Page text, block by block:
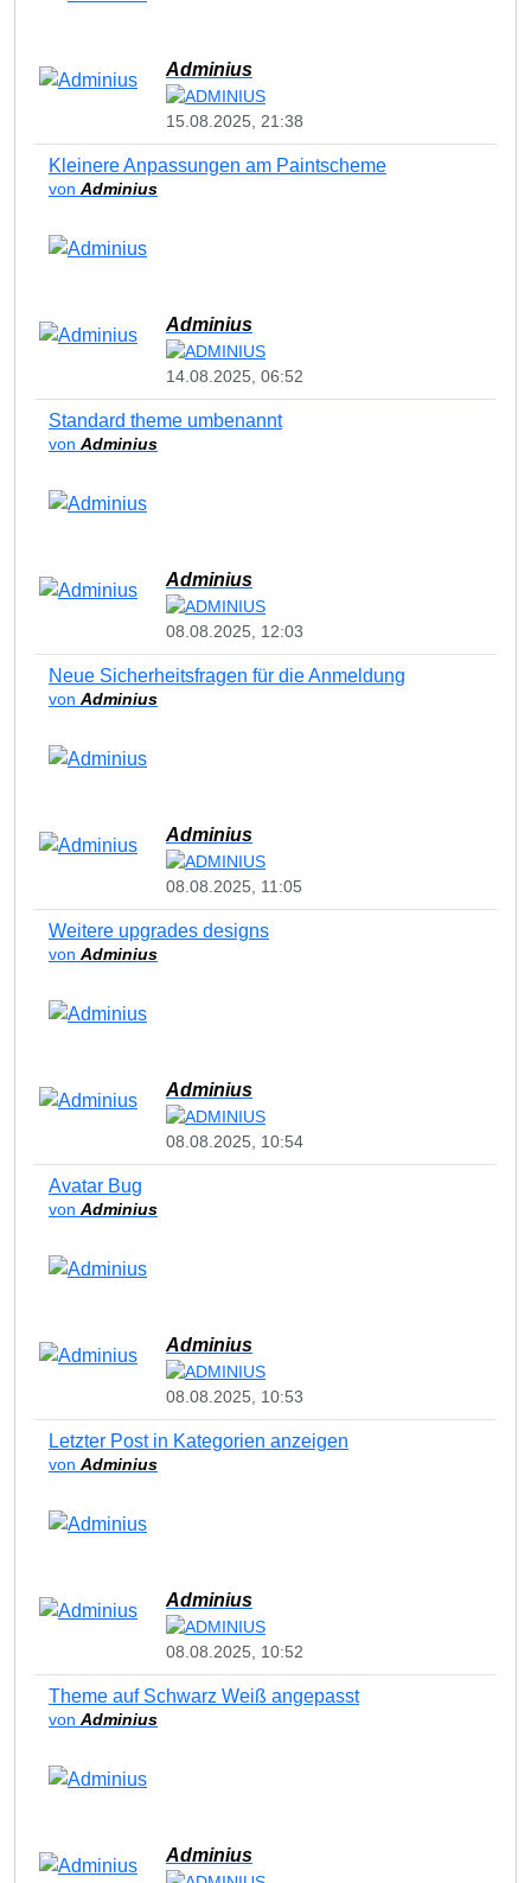
Adminius
15.08.2025, 21:38
Kleinere Anpassungen am Paintscheme
von Adminius
Adminius
14.08.2025, 06:52
Standard theme umbenannt
von Adminius
Adminius
08.08.2025, 12:03
Neue Sicherheitsfragen für die Anmeldung
von Adminius
Adminius
08.08.2025, 11:05
Weitere upgrades designs
von Adminius
Adminius
08.08.2025, 10:54
Avatar Bug
von Adminius
Adminius
08.08.2025, 10:53
Letzter Post in Kategorien anzeigen
von Adminius
Adminius
08.08.2025, 10:52
Theme auf Schwarz Weiß angepasst
von Adminius
Adminius